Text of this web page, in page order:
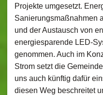
Projekte umgesetzt.
Sanierungsmaßnahmen
und der Austausch von
energiesparende LED-
genommen. Auch im
Strom setzt die
uns auch künftig dafür
diesen Weg beschreitet